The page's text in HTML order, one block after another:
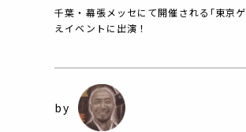
千葉・幕張メッセにて開催される｢東京
えイベントに出演！